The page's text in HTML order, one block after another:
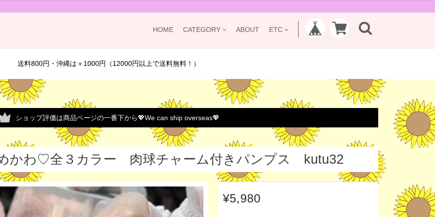
HOME CATEGORY ABOUT ETC
送料800円・沖縄は＋1000円（12000円以上で送料無料！）
ショップ評価は商品ページの一番下から💖We can ship overseas💖
かわ♡全３カラー 肉球チャーム付きパンプス kutu32
¥5,980